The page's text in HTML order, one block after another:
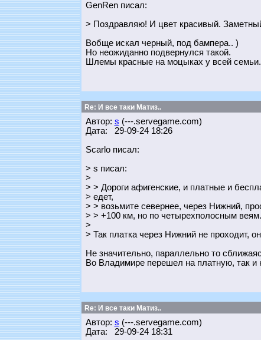
GenRen писал:
> Поздравляю! И цвет красивый.
Вобще искал черный, под бампера.. )
Но неожиданно подвернулся такой.
Шлемы красные на моцыках у всей
Re: И все таки Матиз..
Автор: s (---.servegame.com)
Дата: 29-09-24 18:26
Scarlo писал:
> s писал:
>
> > Дороги афигенские, и платные и
> едет,
> > возьмите севернее, через Нижний,
> > +100 км, но по четырехполосным веям.
>
> Так платка через Нижний не проходит,
Не значительно, параллельно то
Во Владимире перешел на платную, так и
Re: И все таки Матиз..
Автор: s (---.servegame.com)
Дата: 29-09-24 18:31